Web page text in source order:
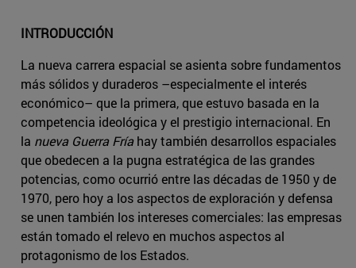
INTRODUCCIÓN
La nueva carrera espacial se asienta sobre fundamentos
más sólidos y duraderos –especialmente el interés
económico– que la primera, que estuvo basada en la
competencia ideológica y el prestigio internacional. En
la nueva Guerra Fríahay también desarrollos espaciales
que obedecen a la pugna estratégica de las grandes
potencias, como ocurrió entre las décadas de 1950 y de
1970, pero hoy a los aspectos de exploración y defensa
se unen también los intereses comerciales: las empresas
están tomado el relevo en muchos aspectos al
protagonismo de los Estados.